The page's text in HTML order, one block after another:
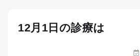
12月1日の診療は